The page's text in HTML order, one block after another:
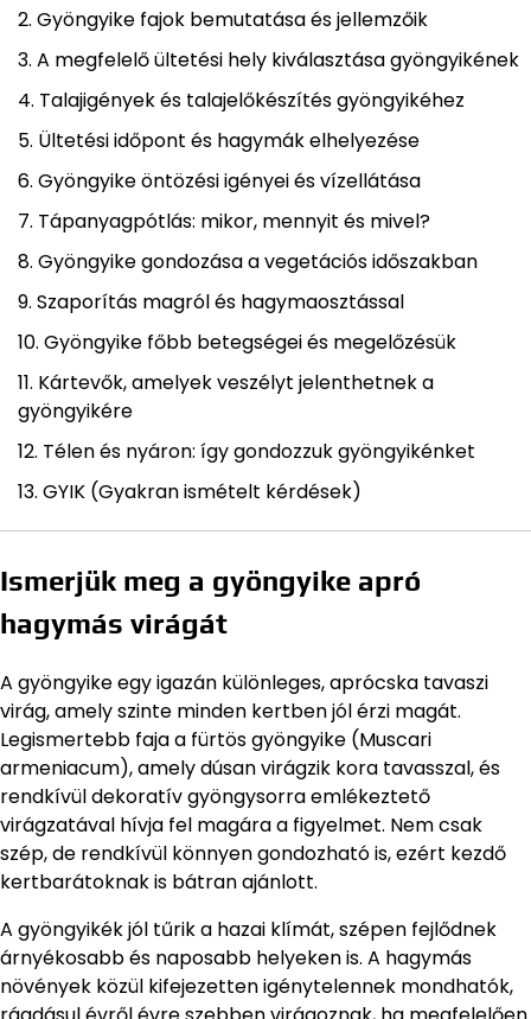
Gyöngyike fajok bemutatása és jellemzőik
A megfelelő ültetési hely kiválasztása gyöngyikének
Talajigények és talajelőkészítés gyöngyikéhez
Ültetési időpont és hagymák elhelyezése
Gyöngyike öntözési igényei és vízellátása
Tápanyagpótlás: mikor, mennyit és mivel?
Gyöngyike gondozása a vegetációs időszakban
Szaporítás magról és hagymaosztással
Gyöngyike főbb betegségei és megelőzésük
Kártevők, amelyek veszélyt jelenthetnek a
gyöngyikére
Télen és nyáron: így gondozzuk gyöngyikénket
GYIK (Gyakran ismételt kérdések)
Ismerjük meg a gyöngyike apró
hagymás virágát
A gyöngyike egy igazán különleges, aprócska tavaszi
virág, amely szinte minden kertben jól érzi magát.
Legismertebb faja a fürtös gyöngyike (Muscari
armeniacum), amely dúsan virágzik kora tavasszal, és
rendkívül dekoratív gyöngysorra emlékeztető
virágzatával hívja fel magára a figyelmet. Nem csak
szép, de rendkívül könnyen gondozható is, ezért kezdő
kertbarátoknak is bátran ajánlott.
A gyöngyikék jól tűrik a hazai klímát, szépen fejlődnek
árnyékosabb és naposabb helyeken is. A hagymás
növények közül kifejezetten igénytelennek mondhatók,